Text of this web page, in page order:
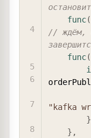
func(
// ждём,
func(
"kafka
}
} ,